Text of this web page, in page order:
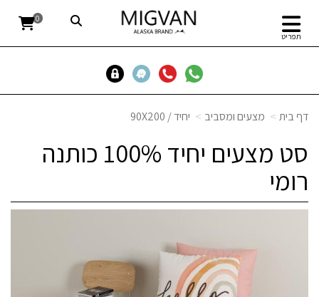
תפריט
0
דף בית מצעים ומסביב יחיד / 90X200
סט מצעים יחיד 100% כותנה
רומי